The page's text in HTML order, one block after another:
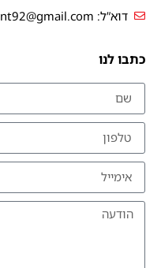
דוא”ל: tvpoint92@gmail.com
כתבו לנו